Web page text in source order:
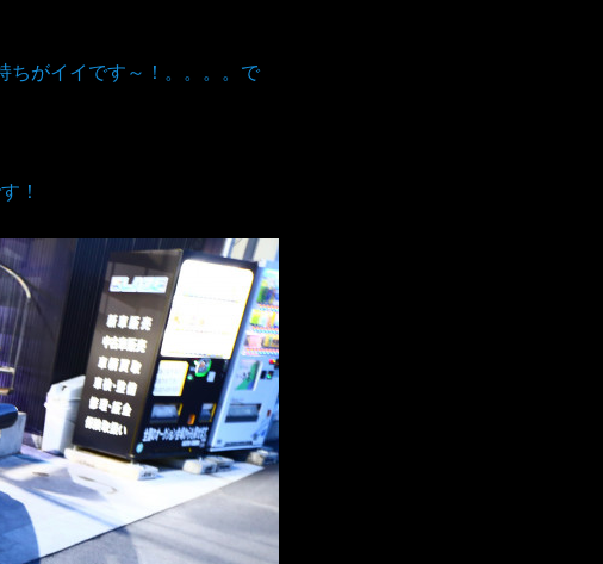
ちがイイです～！。。。。で
！